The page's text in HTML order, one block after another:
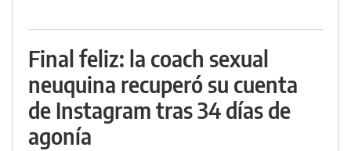
Final feliz: la coach sexual
neuquina recuperó su cuenta
de Instagram tras 34 días de
agonía